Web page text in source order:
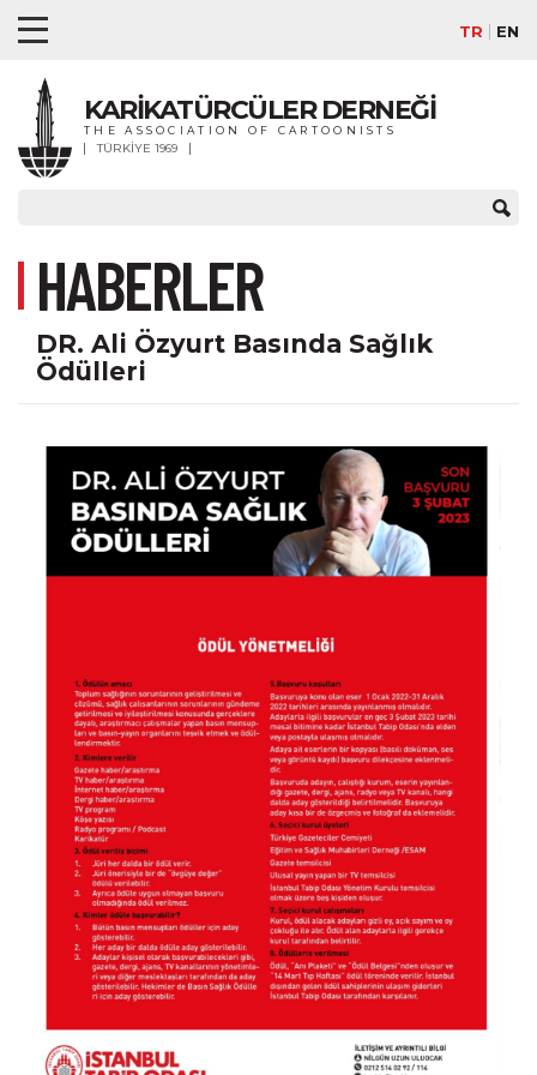
TR EN
KARİKATÜRCÜLER DERNEĞİ
THE ASSOCIATION OF CARTOONISTS
TÜRKİYE 1969
HABERLER
DR. Ali Özyurt Basında Sağlık
Ödülleri